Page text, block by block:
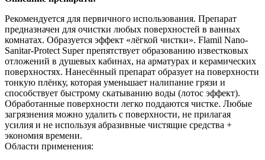
Рекомендуется для первичного использования. Препарат
предназначен для очистки любых поверхностей в ванных
комнатах. Образуется эффект «лёгкой чистки». Flamil Nano-
Sanitar-Protect Super препятствует образованию известковых
отложений в душевых кабинах, на арматурах и керамических
поверхностях. Нанесённый препарат образует на поверхности
тонкую плёнку, которая уменьшает налипание грязи и
способствует быстрому скатыванию воды (лотос эффект).
Обработанные поверхности легко поддаются чистке. Любые
загрязнения можно удалить с поверхности, не прилагая
усилия и не используя абразивные чистящие средства +
экономия времени.
Области применения: